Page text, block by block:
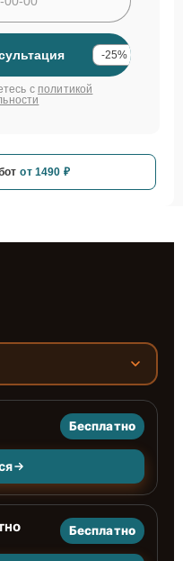
-25%
с политикой
от 1490 ₽
Бесплатно
Бесплатно